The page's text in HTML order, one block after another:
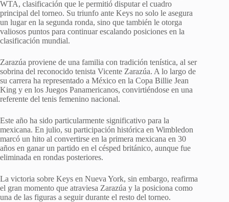
WTA, clasificación que le permitió disputar el cuadro
principal del torneo. Su triunfo ante Keys no solo le asegura
un lugar en la segunda ronda, sino que también le otorga
valiosos puntos para continuar escalando posiciones en la
clasificación mundial.
Zarazúa proviene de una familia con tradición tenística, al ser
sobrina del reconocido tenista Vicente Zarazúa. A lo largo de
su carrera ha representado a México en la Copa Billie Jean
King y en los Juegos Panamericanos, convirtiéndose en una
referente del tenis femenino nacional.
Este año ha sido particularmente significativo para la
mexicana. En julio, su participación histórica en Wimbledon
marcó un hito al convertirse en la primera mexicana en 30
años en ganar un partido en el césped británico, aunque fue
eliminada en rondas posteriores.
La victoria sobre Keys en Nueva York, sin embargo, reafirma
el gran momento que atraviesa Zarazúa y la posiciona como
una de las figuras a seguir durante el resto del torneo.